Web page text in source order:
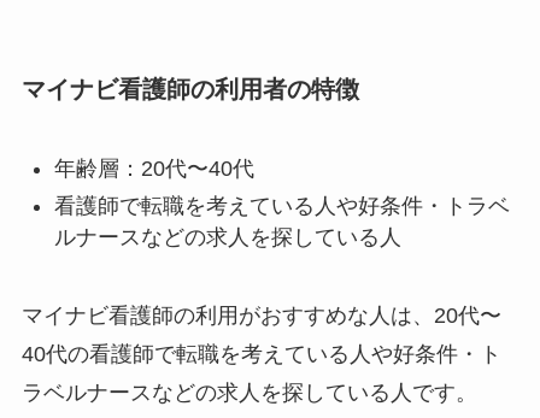
マイナビ看護師の利用者の特徴
年齢層：20代〜40代
看護師で転職を考えている人や好条件・トラベ
ルナースなどの求人を探している人
マイナビ看護師の利用がおすすめな人は、20代〜
40代の看護師で転職を考えている人や好条件・ト
ラベルナースなどの求人を探している人です。